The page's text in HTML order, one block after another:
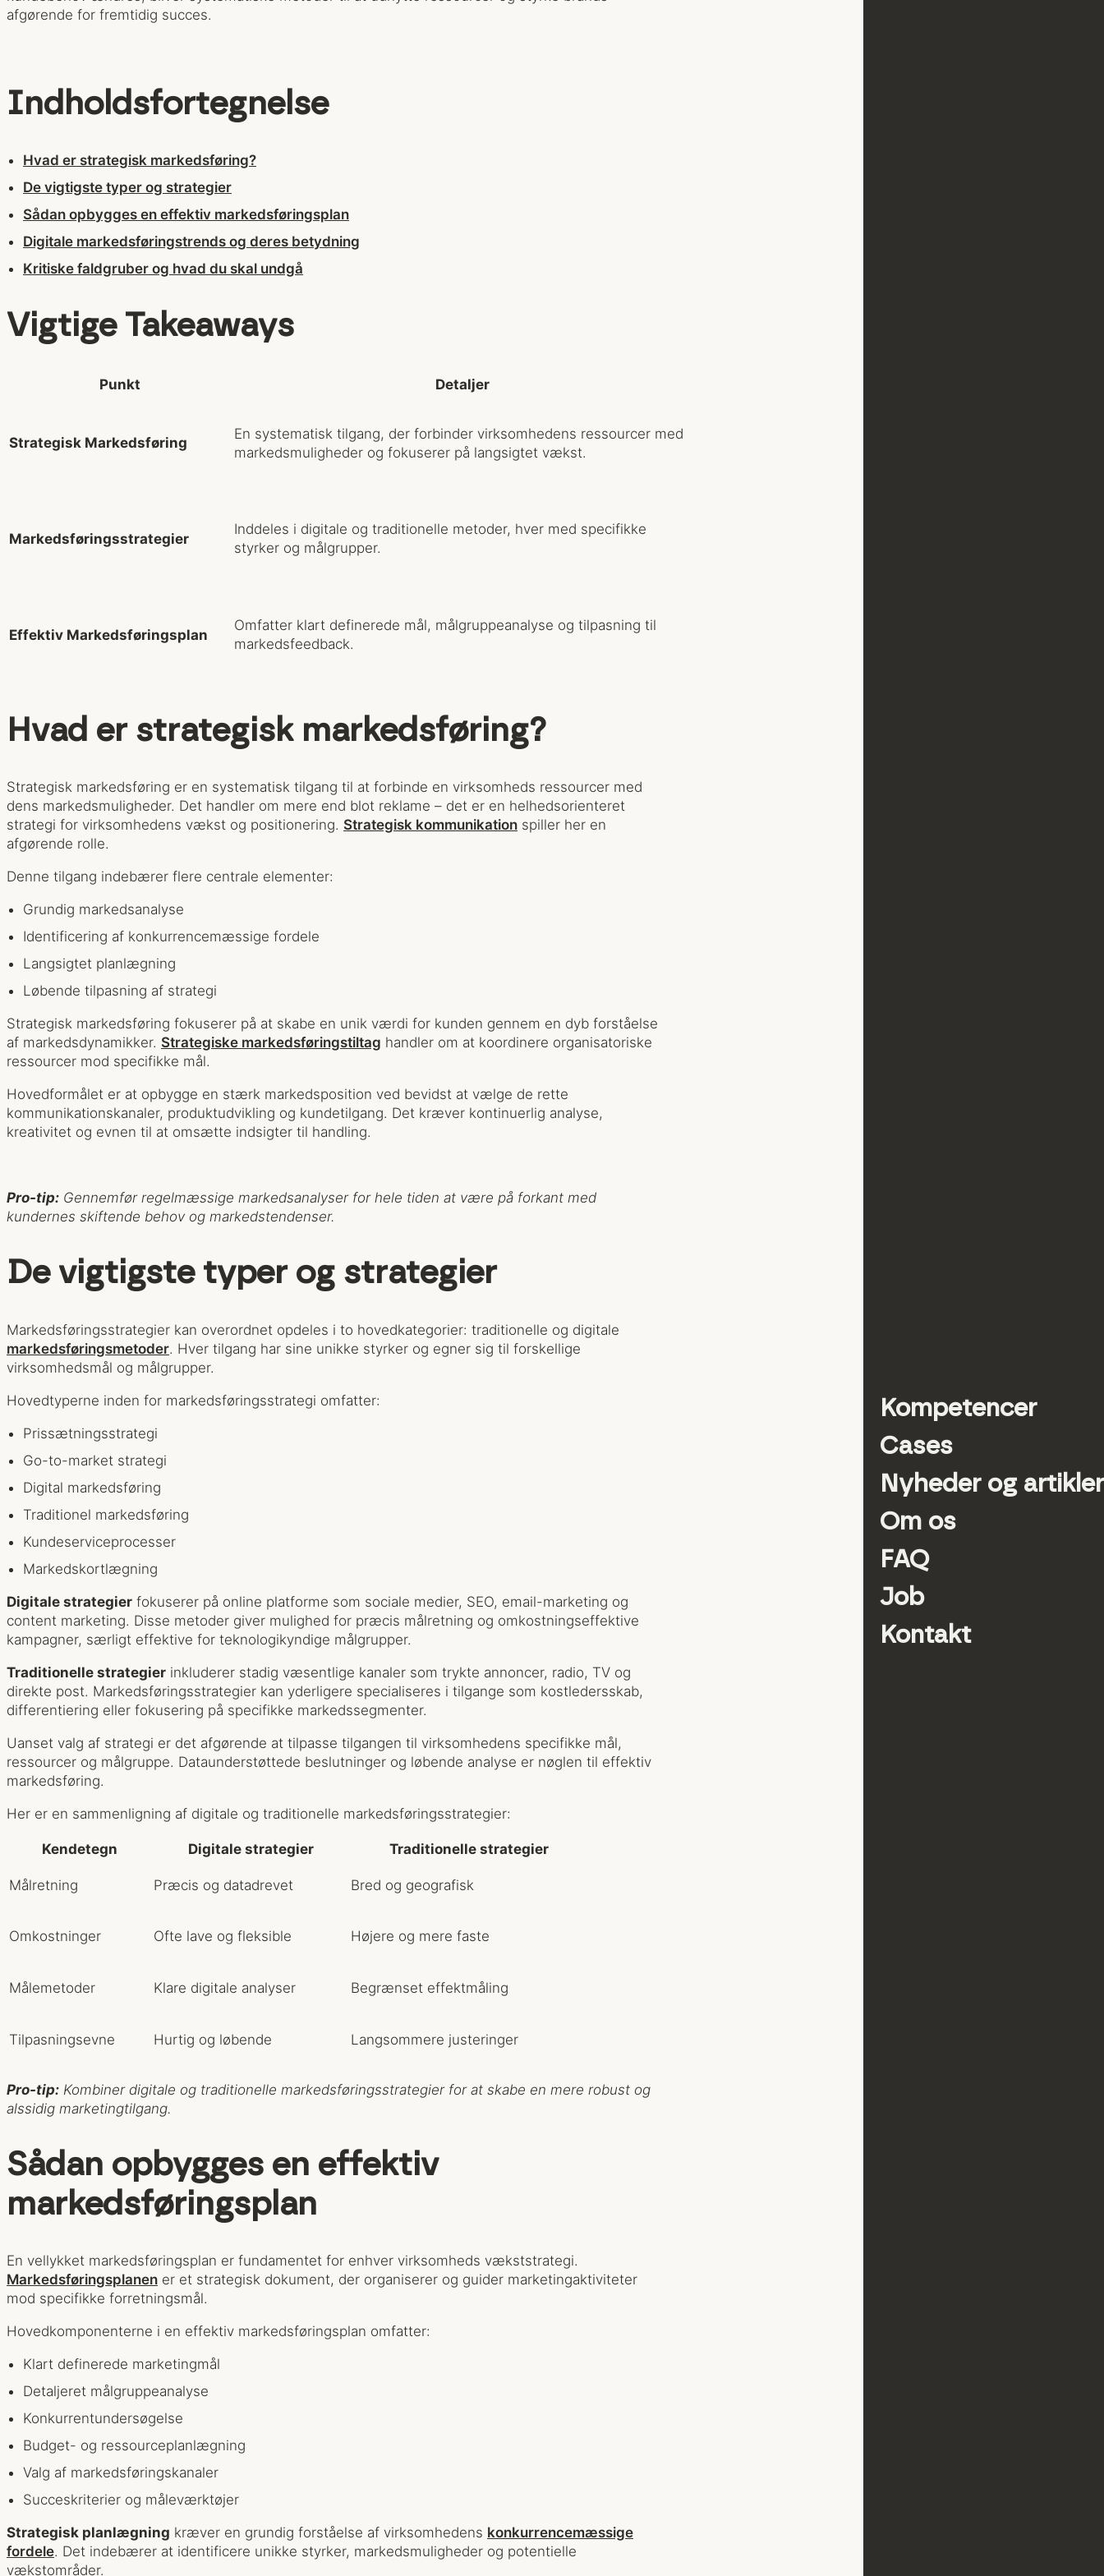
Kompetencer
Cases
Nyheder og artikler
Om os
FAQ
Job
Kontakt
afgørende for fremtidig succes.
Indholdsfortegnelse
Hvad er strategisk markedsføring?
De vigtigste typer og strategier
Sådan opbygges en effektiv markedsføringsplan
Digitale markedsføringstrends og deres betydning
Kritiske faldgruber og hvad du skal undgå
Vigtige Takeaways
Punkt Detaljer
Strategisk Markedsføring
En systematisk tilgang, der forbinder virksomhedens ressourcer med
markedsmuligheder og fokuserer på langsigtet vækst.
Markedsføringsstrategier
Inddeles i digitale og traditionelle metoder, hver med specifikke
styrker og målgrupper.
Effektiv Markedsføringsplan
Omfatter klart definerede mål, målgruppeanalyse og tilpasning til
markedsfeedback.
Hvad er strategisk markedsføring?
Strategisk markedsføring er en systematisk tilgang til at forbinde en virksomheds ressourcer med
dens markedsmuligheder. Det handler om mere end blot reklame – det er en helhedsorienteret
strategi for virksomhedens vækst og positionering. Strategisk kommunikation spiller her en
afgørende rolle.
Denne tilgang indebærer flere centrale elementer:
Grundig markedsanalyse
Identificering af konkurrencemæssige fordele
Langsigtet planlægning
Løbende tilpasning af strategi
Strategisk markedsføring fokuserer på at skabe en unik værdi for kunden gennem en dyb forståelse
af markedsdynamikker. Strategiske markedsføringstiltag handler om at koordinere organisatoriske
ressourcer mod specifikke mål.
Hovedformålet er at opbygge en stærk markedsposition ved bevidst at vælge de rette
kommunikationskanaler, produktudvikling og kundetilgang. Det kræver kontinuerlig analyse,
kreativitet og evnen til at omsætte indsigter til handling.
Pro-tip: Gennemfør regelmæssige markedsanalyser for hele tiden at være på forkant med
kundernes skiftende behov og markedstendenser.
De vigtigste typer og strategier
Markedsføringsstrategier kan overordnet opdeles i to hovedkategorier: traditionelle og digitale
markedsføringsmetoder. Hver tilgang har sine unikke styrker og egner sig til forskellige
virksomhedsmål og målgrupper.
Hovedtyperne inden for markedsføringsstrategi omfatter:
Prissætningsstrategi
Go-to-market strategi
Digital markedsføring
Traditionel markedsføring
Kundeserviceprocesser
Markedskortlægning
Digitale strategier fokuserer på online platforme som sociale medier, SEO, email-marketing og
content marketing. Disse metoder giver mulighed for præcis målretning og omkostningseffektive
kampagner, særligt effektive for teknologikyndige målgrupper.
Traditionelle strategier inkluderer stadig væsentlige kanaler som trykte annoncer, radio, TV og
direkte post. Markedsføringsstrategier kan yderligere specialiseres i tilgange som kostledersskab,
differentiering eller fokusering på specifikke markedssegmenter.
Uanset valg af strategi er det afgørende at tilpasse tilgangen til virksomhedens specifikke mål,
ressourcer og målgruppe. Dataunderstøttede beslutninger og løbende analyse er nøglen til effektiv
markedsføring.
Her er en sammenligning af digitale og traditionelle markedsføringsstrategier:
Kendetegn Digitale strategier Traditionelle strategier
Målretning Præcis og datadrevet Bred og geografisk
Omkostninger Ofte lave og fleksible Højere og mere faste
Målemetoder Klare digitale analyser Begrænset effektmåling
Tilpasningsevne Hurtig og løbende Langsommere justeringer
Pro-tip: Kombiner digitale og traditionelle markedsføringsstrategier for at skabe en mere robust og
alssidig marketingtilgang.
Sådan opbygges en effektiv
markedsføringsplan
En vellykket markedsføringsplan er fundamentet for enhver virksomheds vækststrategi.
Markedsføringsplanen er et strategisk dokument, der organiserer og guider marketingaktiviteter
mod specifikke forretningsmål.
Hovedkomponenterne i en effektiv markedsføringsplan omfatter:
Klart definerede marketingmål
Detaljeret målgruppeanalyse
Konkurrentundersøgelse
Budget- og ressourceplanlægning
Valg af markedsføringskanaler
Succeskriterier og måleværktøjer
Strategisk planlægning kræver en grundig forståelse af virksomhedens konkurrencemæssige
fordele. Det indebærer at identificere unikke styrker, markedsmuligheder og potentielle
vækstområder.